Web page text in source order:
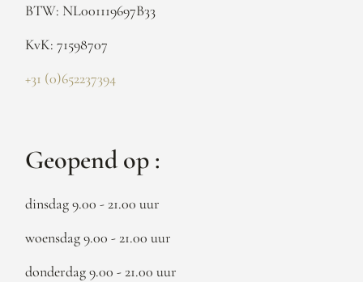
BTW: NL001119697B33
KvK: 71598707
+31 (0)652237394
Geopend op :
dinsdag 9.00 - 21.00 uur
woensdag 9.00 - 21.00 uur
donderdag 9.00 - 21.00 uur